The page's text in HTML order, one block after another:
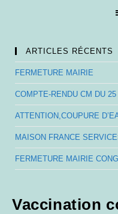
ARTICLES RÉCENTS
FERMETURE MAIRIE
COMPTE-RENDU CM DU
ATTENTION,COUPURE
MAISON FRANCE
FERMETURE MAIRIE
Vaccination